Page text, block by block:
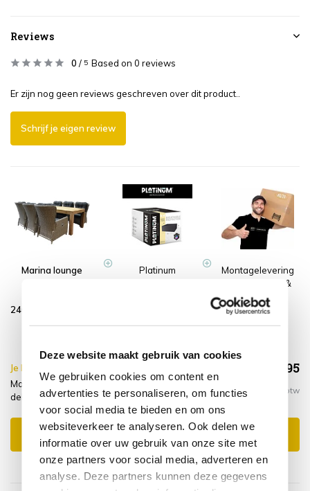
Deze website maakt gebruik van cookies
We gebruiken cookies om content en
advertenties te personaliseren, om functies
voor social media te bieden en om ons
websiteverkeer te analyseren. Ook delen we
informatie over uw gebruik van onze site met
onze partners voor social media, adverteren en
analyse. Deze partners kunnen deze gegevens
Reviews
0 / 5 Based on 0 reviews
Er zijn nog geen reviews geschreven over dit product..
Schrijf je eigen review
Marina lounge
240x100xH77,5 cm
Platinum
Montagelevering
- Extra gemak &
geen afval
Je bespaart €20.00,- €3.168,95
Marina lounge Krista dining tuinset 240x100xH77,5 cm 7-
delig grijs verstelbaar + montagelevering + hoes
Incl. btw
Toevoegen aan winkelwagen